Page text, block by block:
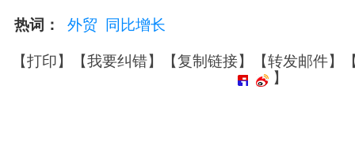
热词： 外贸 同比增长
【打印】【我要纠错】【复制链接】【转发邮件】
】